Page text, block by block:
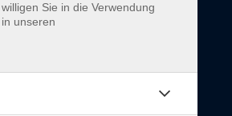
Startseite
Sie in die Verwendung
unseren